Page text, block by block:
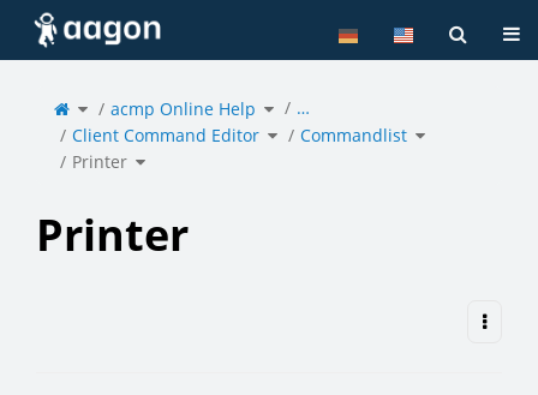
Home
Toggle
the
parent
tree
of
Printer.
acmp Online Help Toggle
the
hierarchy
tree
under
acmp
Online
Help.
…
Client Command Editor Toggle
the
hierarchy
tree
Commandlist Toggle
the
hierarchy
tree
Printer Toggle
the
hierarchy
tree
Printer